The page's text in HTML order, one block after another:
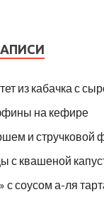
из кабачка с
на кефире
и стручковой
с квашеной
с соусом а-ля